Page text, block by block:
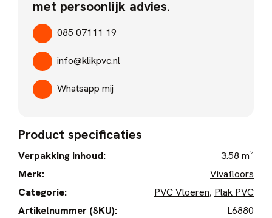
met persoonlijk advies.
085 07111 19
info@klikpvc.nl
Whatsapp mij
Product specificaties
Verpakking inhoud:
3.58 m²
Merk:
Vivafloors
Categorie:
PVC Vloeren, Plak PVC
Artikelnummer (SKU):
L6880